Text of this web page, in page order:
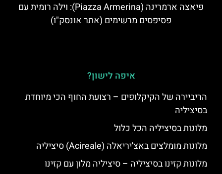
פיאצה ארמרינה (Piazza Armerina): וילה רומית עם
פסיפסים מרשימים (אתר אונסק"ו)
איפה לישון?
הריביירה של הקיקלופים – רצועת החוף הכי מיוחדת
בסיציליה
מלונות בסיציליה הכל כלול
מלונות מומלצים באצ'יריאלה (Acireale) סיציליה
מלונות קזינו בסיציליה – סיציליה מלון עם קזינו